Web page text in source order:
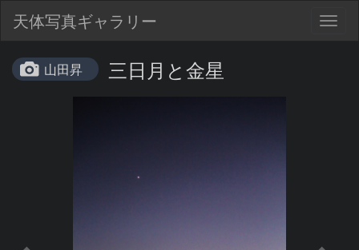
天体写真ギャラリー
山田昇 三日月と金星